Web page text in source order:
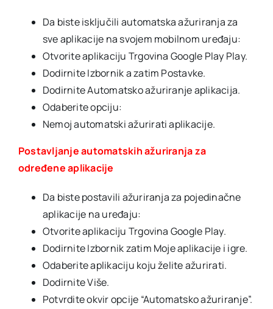
Da biste isključili automatska ažuriranja za
sve aplikacije na svojem mobilnom uređaju:
Otvorite aplikaciju Trgovina Google Play Play.
Dodirnite Izbornik a zatim Postavke.
Dodirnite Automatsko ažuriranje aplikacija.
Odaberite opciju:
Nemoj automatski ažurirati aplikacije.
Postavljanje automatskih ažuriranja za
određene aplikacije
Da biste postavili ažuriranja za pojedinačne
aplikacije na uređaju:
Otvorite aplikaciju Trgovina Google Play.
Dodirnite Izbornik zatim Moje aplikacije i igre.
Odaberite aplikaciju koju želite ažurirati.
Dodirnite Više.
Potvrdite okvir opcije “Automatsko ažuriranje”.